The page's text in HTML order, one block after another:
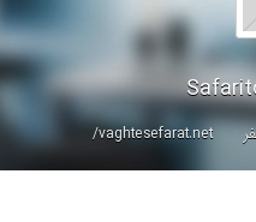
vaghtesefarat.net/